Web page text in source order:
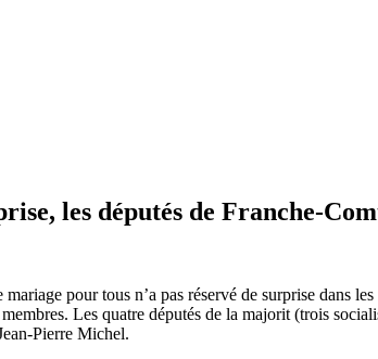
les députés de Franche-
pour tous n’a pas réservé de surprise dans
Les quatre députés de la majorit (trois
Pierre Michel.